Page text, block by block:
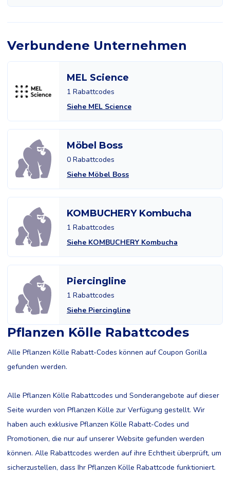
Verbundene Unternehmen
MEL Science
1 Rabattcodes
Siehe MEL Science
Möbel Boss
0 Rabattcodes
Siehe Möbel Boss
KOMBUCHERY Kombucha
1 Rabattcodes
Siehe KOMBUCHERY Kombucha
Piercingline
1 Rabattcodes
Siehe Piercingline
Pflanzen Kölle Rabattcodes
Alle Pflanzen Kölle Rabatt-Codes können auf Coupon Gorilla
gefunden werden.
Alle Pflanzen Kölle Rabattcodes und Sonderangebote auf dieser
Seite wurden von Pflanzen Kölle zur Verfügung gestellt. Wir
haben auch exklusive Pflanzen Kölle Rabatt-Codes und
Promotionen, die nur auf unserer Website gefunden werden
können. Alle Rabattcodes werden auf ihre Echtheit überprüft, um
sicherzustellen, dass Ihr Pflanzen Kölle Rabattcode funktioniert.